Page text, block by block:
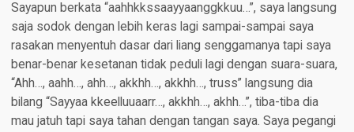
Sayapun berkata “aahhkkssaayyaanggkkuu…”, saya langsung
saja sodok dengan lebih keras lagi sampai-sampai saya
rasakan menyentuh dasar dari liang senggamanya tapi saya
benar-benar kesetanan tidak peduli lagi dengan suara-suara,
“Ahh…, aahh…, ahh…, akkhh…, akkhh…, truss” langsung dia
bilang “Sayyaa kkeelluuaarr…, akkhh…, akhh…”, tiba-tiba dia
mau jatuh tapi saya tahan dengan tangan saya. Saya pegangi